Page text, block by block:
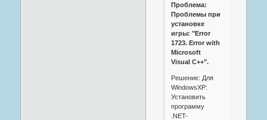
Проблема:
Проблемы при
установке
игры: "Error
1723. Error with
Microsoft
Visual C++".
Решение: Для
WindowsXP:
Установить
программу
.NET-